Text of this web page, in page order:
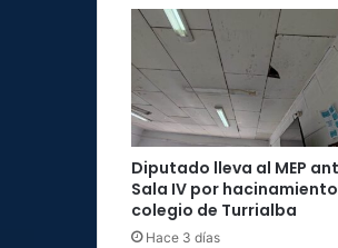
Diputado lleva al MEP
Sala IV por
colegio de Turrialba
Hace 3 días